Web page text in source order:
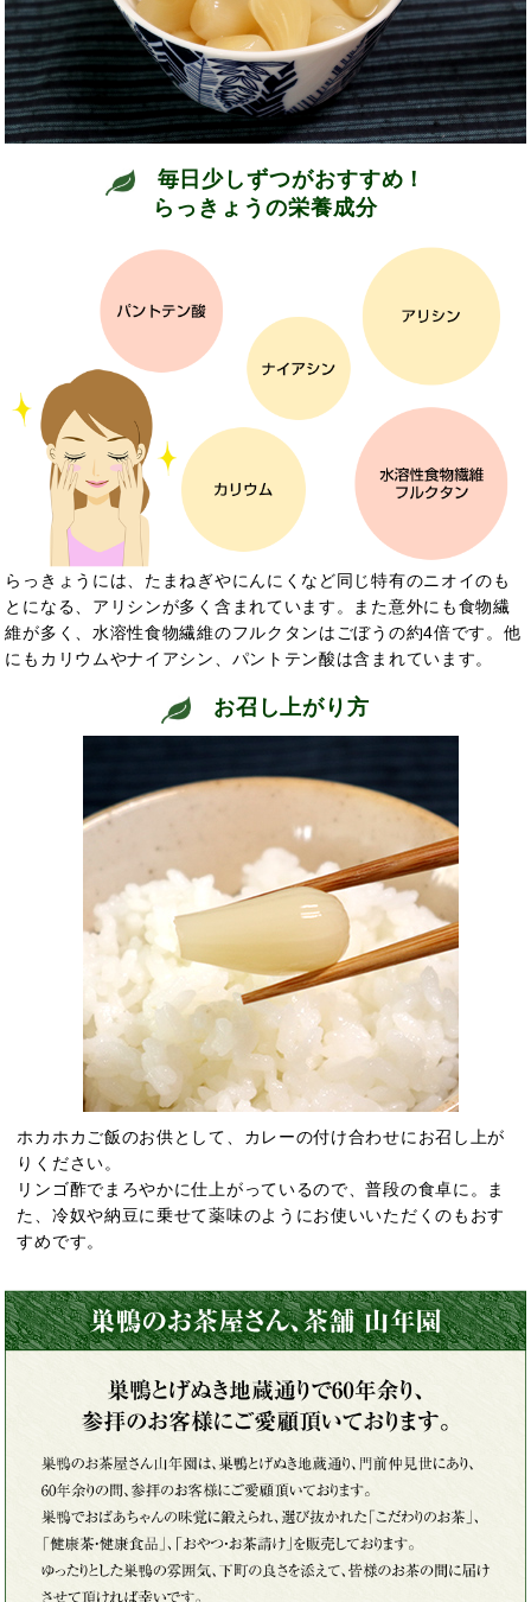
毎日少しずつがおすすめ！
らっきょうの栄養成分
らっきょうには、たまねぎやにんにくなど同じ特有のニオイのも
とになる、アリシンが多く含まれています。また意外にも食物繊
維が多く、水溶性食物繊維のフルクタンはごぼうの約4倍です。他
にもカリウムやナイアシン、パントテン酸は含まれています。
お召し上がり方
ホカホカご飯のお供として、カレーの付け合わせにお召し上が
りください。
リンゴ酢でまろやかに仕上がっているので、普段の食卓に。ま
た、冷奴や納豆に乗せて薬味のようにお使いいただくのもおす
すめです。